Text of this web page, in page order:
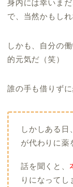
身内には幸いま
で、当然かもしれ
しかも、自分の
的元気だ（笑）
誰の手も借りず
しかしある日
が代わりに薬
話を聞くと、
りになってし